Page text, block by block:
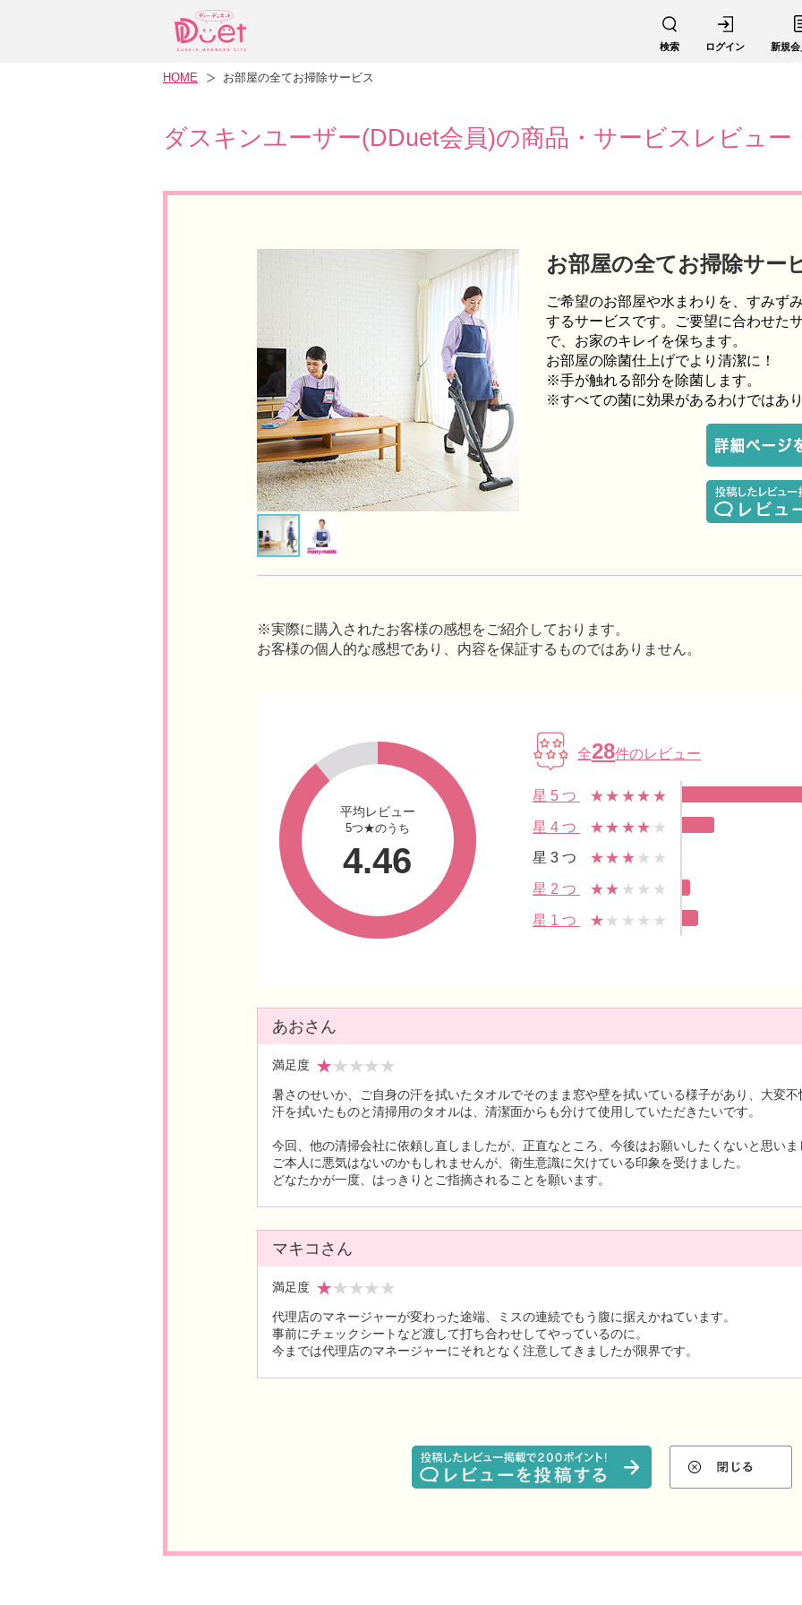
検索 ログイン 新規
HOME お部屋の全てお掃除サービス
ダスキンユーザー(DDuet会員)の商品・サービスレビュー
お部屋の全てお掃除サー
ご希望のお部屋や水まわりを、すみず
するサービスです。ご要望に合わせた
で、お家のキレイを保ちます。
お部屋の除菌仕上げでより清潔に！
※手が触れる部分を除菌します。
※すべての菌に効果があるわけではあ
※実際に購入されたお客様の感想をご紹介しております。
お客様の個人的な感想であり、内容を保証するものではありません。
平均レビュー
5つ★のうち
4.46
全28件のレビュー
星5つ ★★★★★
星4つ ★★★★ ★
星3つ ★★★ ★★
星2つ ★★ ★★★
星1つ ★ ★★★★
あおさん
満足度
暑さのせいか、ご自身の汗を拭いたタオルでそのまま窓や壁を拭いている様子があり、大変
汗を拭いたものと清掃用のタオルは、清潔面からも分けて使用していただきたいです。
今回、他の清掃会社に依頼し直しましたが、正直なところ、今後はお願いしたくないと思いま
ご本人に悪気はないのかもしれませんが、衛生意識に欠けている印象を受けました。
どなたかが一度、はっきりとご指摘されることを願います。
マキコさん
満足度
代理店のマネージャーが変わった途端、ミスの連続でもう腹に据えかねています。
事前にチェックシートなど渡して打ち合わせしてやっているのに。
今までは代理店のマネージャーにそれとなく注意してきましたが限界です。